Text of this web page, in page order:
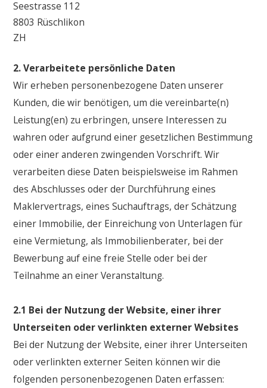
Seestrasse 112
8803 Rüschlikon
ZH
2. Verarbeitete persönliche Daten
Wir erheben personenbezogene Daten unserer
Kunden, die wir benötigen, um die vereinbarte(n)
Leistung(en) zu erbringen, unsere Interessen zu
wahren oder aufgrund einer gesetzlichen Bestimmung
oder einer anderen zwingenden Vorschrift. Wir
verarbeiten diese Daten beispielsweise im Rahmen
des Abschlusses oder der Durchführung eines
Maklervertrags, eines Suchauftrags, der Schätzung
einer Immobilie, der Einreichung von Unterlagen für
eine Vermietung, als Immobilienberater, bei der
Bewerbung auf eine freie Stelle oder bei der
Teilnahme an einer Veranstaltung.
2.1 Bei der Nutzung der Website, einer ihrer
Unterseiten oder verlinkten externer Websites
Bei der Nutzung der Website, einer ihrer Unterseiten
oder verlinkten externer Seiten können wir die
folgenden personenbezogenen Daten erfassen: